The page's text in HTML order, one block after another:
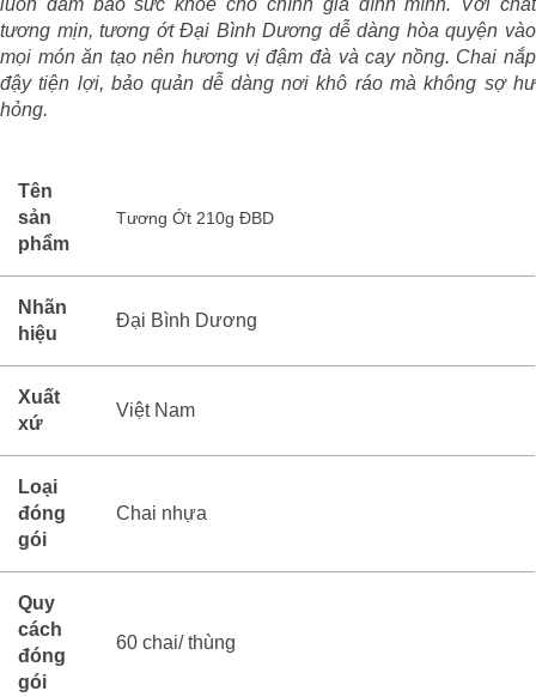
luôn đảm bảo sức khoẻ cho chính gia đình mình. Với chất
tương mịn,tương ớt Đại Bình Dương dễ dàng hòa quyện vào
mọi món ăn tạo nên hương vị đậm đà và cay nồng. Chai nắp
đậy tiện lợi, bảo quản dễ dàng nơi khô ráo mà không sợ hư
hỏng.
Tên
sản
phẩm
Tương Ớt 210g ĐBD
Nhãn
hiệu
Đại Bình Dương
Xuất
xứ
Việt Nam
Loại
đóng
gói
Chai nhựa
Quy
cách
đóng
gói
60 chai/ thùng